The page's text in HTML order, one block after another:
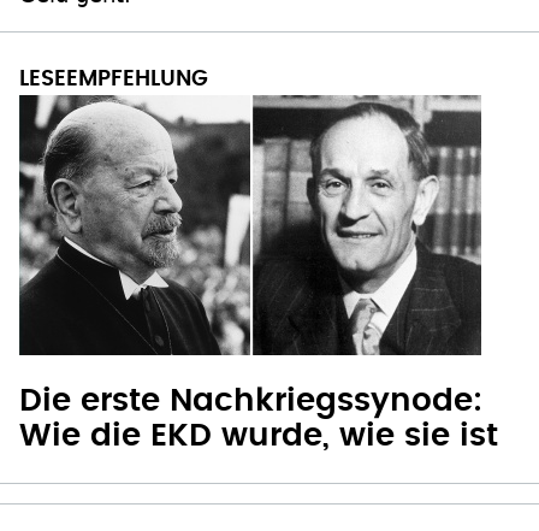
Die erste Nachkriegssynode:
Wie die EKD wurde, wie sie ist